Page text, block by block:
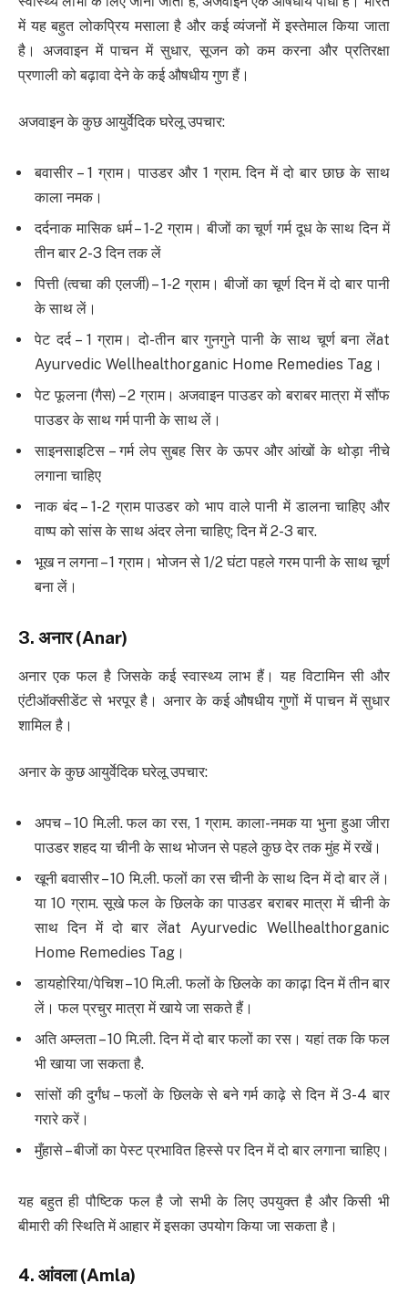
में यह बहुत लोकप्रिय मसाला है और कई व्यंजनों में इस्तेमाल किया जाता
है। अजवाइन में पाचन में सुधार, सूजन को कम करना और प्रतिरक्षा
प्रणाली को बढ़ावा देने के कई औषधीय गुण हैं।
अजवाइन के कुछ आयुर्वेदिक घरेलू उपचार:
बवासीर – 1 ग्राम। पाउडर और 1 ग्राम. दिन में दो बार छाछ के साथ
काला नमक।
दर्दनाक मासिक धर्म – 1-2 ग्राम। बीजों का चूर्ण गर्म दूध के साथ दिन में
तीन बार 2-3 दिन तक लें
पित्ती (त्वचा की एलर्जी) – 1-2 ग्राम। बीजों का चूर्ण दिन में दो बार पानी
के साथ लें।
पेट दर्द – 1 ग्राम। दो-तीन बार गुनगुने पानी के साथ चूर्ण बना लेंat
Ayurvedic Wellhealthorganic Home Remedies Tag।
पेट फूलना (गैस) – 2 ग्राम। अजवाइन पाउडर को बराबर मात्रा में सौंफ
पाउडर के साथ गर्म पानी के साथ लें।
साइनसाइटिस – गर्म लेप सुबह सिर के ऊपर और आंखों के थोड़ा नीचे
लगाना चाहिए
नाक बंद – 1-2 ग्राम पाउडर को भाप वाले पानी में डालना चाहिए और
वाष्प को सांस के साथ अंदर लेना चाहिए; दिन में 2-3 बार.
भूख न लगना – 1 ग्राम। भोजन से 1/2 घंटा पहले गरम पानी के साथ चूर्ण
बना लें।
3. अनार(Anar)
अनार एक फल है जिसके कई स्वास्थ्य लाभ हैं। यह विटामिन सी और
एंटीऑक्सीडेंट से भरपूर है। अनार के कई औषधीय गुणों में पाचन में सुधार
शामिल है।
अनार के कुछ आयुर्वेदिक घरेलू उपचार:
अपच – 10 मि.ली. फल का रस, 1 ग्राम. काला-नमक या भुना हुआ जीरा
पाउडर शहद या चीनी के साथ भोजन से पहले कुछ देर तक मुंह में रखें।
खूनी बवासीर – 10 मि.ली. फलों का रस चीनी के साथ दिन में दो बार लें।
या 10 ग्राम. सूखे फल के छिलके का पाउडर बराबर मात्रा में चीनी के
साथ दिन में दो बार लेंat Ayurvedic Wellhealthorganic
Home Remedies Tag।
डायहोरिया/पेचिश – 10 मि.ली. फलों के छिलके का काढ़ा दिन में तीन बार
लें। फल प्रचुर मात्रा में खाये जा सकते हैं।
अति अम्लता – 10 मि.ली. दिन में दो बार फलों का रस। यहां तक ​​कि फल
भी खाया जा सकता है.
सांसों की दुर्गंध – फलों के छिलके से बने गर्म काढ़े से दिन में 3-4 बार
गरारे करें।
मुँहासे – बीजों का पेस्ट प्रभावित हिस्से पर दिन में दो बार लगाना चाहिए।
यह बहुत ही पौष्टिक फल है जो सभी के लिए उपयुक्त है और किसी भी
बीमारी की स्थिति में आहार में इसका उपयोग किया जा सकता है।
4. आंवला(Amla)